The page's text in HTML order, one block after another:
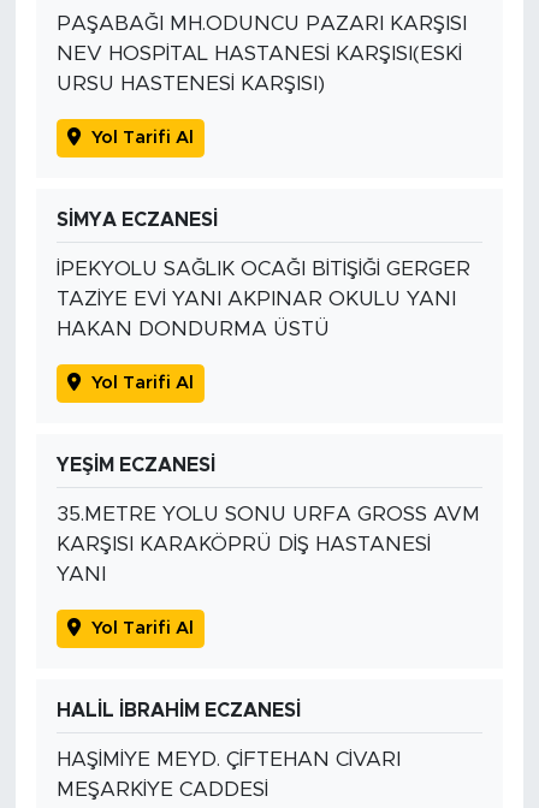
PAŞABAĞI MH.ODUNCU PAZARI KARŞISI
NEV HOSPİTAL HASTANESİ KARŞISI(ESKİ
URSU HASTENESİ KARŞISI)
Yol Tarifi Al
SİMYA ECZANESİ
İPEKYOLU SAĞLIK OCAĞI BİTİŞİĞİ GERGER
TAZİYE EVİ YANI AKPINAR OKULU YANI
HAKAN DONDURMA ÜSTÜ
Yol Tarifi Al
YEŞİM ECZANESİ
35.METRE YOLU SONU URFA GROSS AVM
KARŞISI KARAKÖPRÜ DİŞ HASTANESİ
YANI
Yol Tarifi Al
HALİL İBRAHİM ECZANESİ
HAŞİMİYE MEYD. ÇİFTEHAN CİVARI
MEŞARKİYE CADDESİ